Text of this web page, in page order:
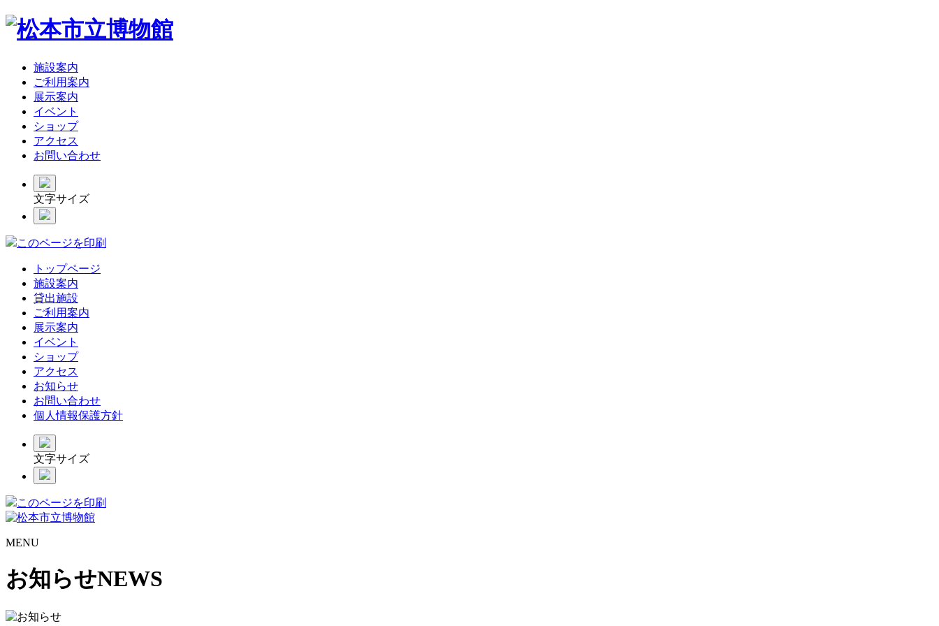
施設案内
ご利用案内
展示案内
イベント
ショップ
アクセス
お問い合わせ
文字サイズ
このページを印刷
トップページ
施設案内
貸出施設
ご利用案内
展示案内
イベント
ショップ
アクセス
お知らせ
お問い合わせ
個人情報保護方針
文字サイズ
このページを印刷
MENU
お知らせNEWS